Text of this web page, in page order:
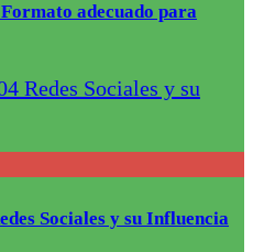
adecuado para
Sociales y su Influencia